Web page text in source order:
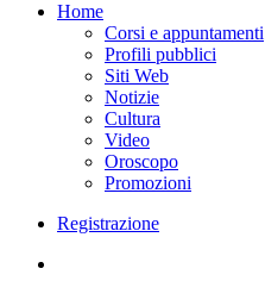
Home
Corsi e appuntamenti
Profili pubblici
Siti Web
Notizie
Cultura
Video
Oroscopo
Promozioni
Registrazione